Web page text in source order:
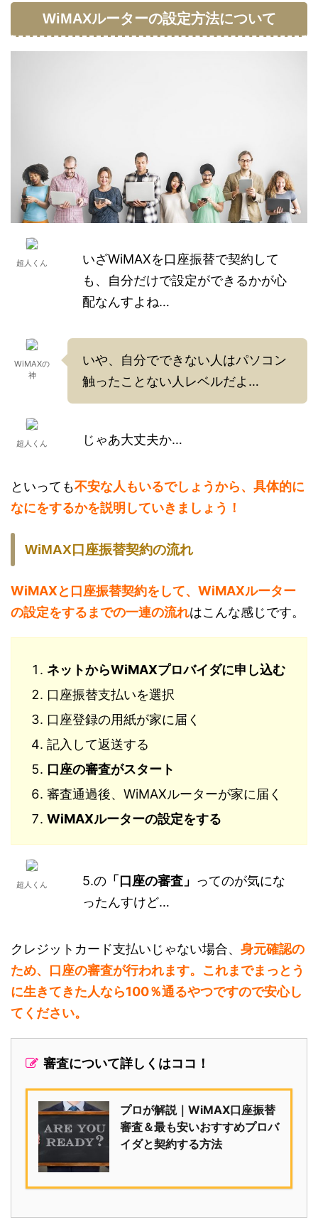
WiMAXルーターの設定方法について
超人くん
いざWiMAXを口座振替で契約して
も、自分だけで設定ができるかが心
配なんすよね…
WiMAXの
神
いや、自分でできない人はパソコン
触ったことない人レベルだよ…
超人くん じゃあ大丈夫か…
といっても不安な人もいるでしょうから、具体的に
なにをするかを説明していきましょう！
WiMAX口座振替契約の流れ
WiMAXと口座振替契約をして、WiMAXルーター
の設定をするまでの一連の流れはこんな感じです。
ネットからWiMAXプロバイダに申し込む
口座振替支払いを選択
口座登録の用紙が家に届く
記入して返送する
口座の審査がスタート
審査通過後、WiMAXルーターが家に届く
WiMAXルーターの設定をする
超人くん 5.の 「口座の審査」 ってのが気にな
ったんすけど…
クレジットカード支払いじゃない場合、 身元確認の
ため、口座の審査が行われます。これまでまっとう
に生きてきた人なら100％通るやつですので安心し
てください。
審査について詳しくはココ！
プロが解説｜WiMAX口座振替
審査＆最も安いおすすめプロバ
イダと契約する方法